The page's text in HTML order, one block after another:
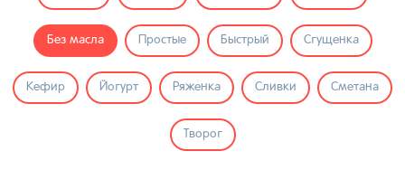
Без масла Простые Быстрый Сгущенка
Кефир Йогурт Ряженка Сливки Сметана
Творог